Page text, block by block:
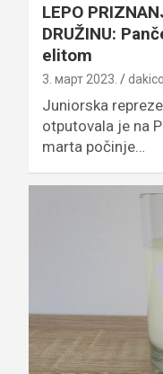
LEPO
DRUŽINU:
elitom
3. март 2023.
Juniorska
otputovala je na
marta počinje…